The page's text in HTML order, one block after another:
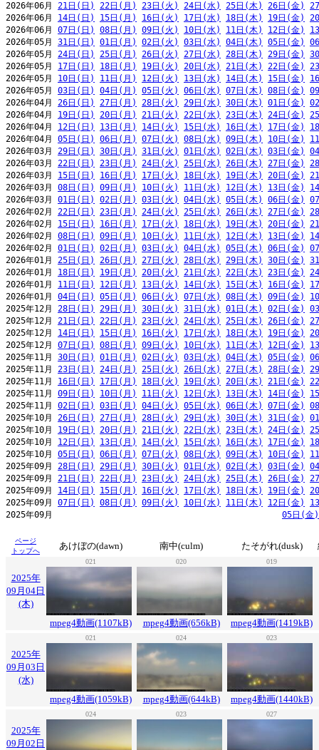
2026年06月 21日(日) 22日(月) 23日(火) 24日(水) 25日(木) 26日(金)
2026年06月 14日(日) 15日(月) 16日(火) 17日(水) 18日(木) 19日(金)
2026年06月 07日(日) 08日(月) 09日(火) 10日(水) 11日(木) 12日(金)
2026年05月 31日(日) 01日(月) 02日(火) 03日(水) 04日(木) 05日(金)
2026年05月 24日(日) 25日(月) 26日(火) 27日(水) 28日(木) 29日(金)
2026年05月 17日(日) 18日(月) 19日(火) 20日(水) 21日(木) 22日(金)
2026年05月 10日(日) 11日(月) 12日(火) 13日(水) 14日(木) 15日(金)
2026年05月 03日(日) 04日(月) 05日(火) 06日(水) 07日(木) 08日(金)
2026年04月 26日(日) 27日(月) 28日(火) 29日(水) 30日(木) 01日(金)
2026年04月 19日(日) 20日(月) 21日(火) 22日(水) 23日(木) 24日(金)
2026年04月 12日(日) 13日(月) 14日(火) 15日(水) 16日(木) 17日(金)
2026年04月 05日(日) 06日(月) 07日(火) 08日(水) 09日(木) 10日(金)
2026年03月 29日(日) 30日(月) 31日(火) 01日(水) 02日(木) 03日(金)
2026年03月 22日(日) 23日(月) 24日(火) 25日(水) 26日(木) 27日(金)
2026年03月 15日(日) 16日(月) 17日(火) 18日(水) 19日(木) 20日(金)
2026年03月 08日(日) 09日(月) 10日(火) 11日(水) 12日(木) 13日(金)
2026年03月 01日(日) 02日(月) 03日(火) 04日(水) 05日(木) 06日(金)
2026年02月 22日(日) 23日(月) 24日(火) 25日(水) 26日(木) 27日(金)
2026年02月 15日(日) 16日(月) 17日(火) 18日(水) 19日(木) 20日(金)
2026年02月 08日(日) 09日(月) 10日(火) 11日(水) 12日(木) 13日(金)
2026年02月 01日(日) 02日(月) 03日(火) 04日(水) 05日(木) 06日(金)
2026年01月 25日(日) 26日(月) 27日(火) 28日(水) 29日(木) 30日(金)
2026年01月 18日(日) 19日(月) 20日(火) 21日(水) 22日(木) 23日(金)
2026年01月 11日(日) 12日(月) 13日(火) 14日(水) 15日(木) 16日(金)
2026年01月 04日(日) 05日(月) 06日(火) 07日(水) 08日(木) 09日(金)
2025年12月 28日(日) 29日(月) 30日(火) 31日(水) 01日(木) 02日(金)
2025年12月 21日(日) 22日(月) 23日(火) 24日(水) 25日(木) 26日(金)
2025年12月 14日(日) 15日(月) 16日(火) 17日(水) 18日(木) 19日(金)
2025年12月 07日(日) 08日(月) 09日(火) 10日(水) 11日(木) 12日(金)
2025年11月 30日(日) 01日(月) 02日(火) 03日(水) 04日(木) 05日(金)
2025年11月 23日(日) 24日(月) 25日(火) 26日(水) 27日(木) 28日(金)
2025年11月 16日(日) 17日(月) 18日(火) 19日(水) 20日(木) 21日(金)
2025年11月 09日(日) 10日(月) 11日(火) 12日(水) 13日(木) 14日(金)
2025年11月 02日(日) 03日(月) 04日(火) 05日(水) 06日(木) 07日(金)
2025年10月 26日(日) 27日(月) 28日(火) 29日(水) 30日(木) 31日(金)
2025年10月 19日(日) 20日(月) 21日(火) 22日(水) 23日(木) 24日(金)
2025年10月 12日(日) 13日(月) 14日(火) 15日(水) 16日(木) 17日(金)
2025年10月 05日(日) 06日(月) 07日(火) 08日(水) 09日(木) 10日(金)
2025年09月 28日(日) 29日(月) 30日(火) 01日(水) 02日(木) 03日(金)
2025年09月 21日(日) 22日(月) 23日(火) 24日(水) 25日(木) 26日(金)
2025年09月 14日(日) 15日(月) 16日(火) 17日(水) 18日(木) 19日(金)
2025年09月 07日(日) 08日(月) 09日(火) 10日(水) 11日(木) 12日(金)
2025年09月 05日(金)
ページ
トップへ
あけぼの(dawn) 南中(culm) たそがれ(dusk)
021 020 019
2025年
09月04日
(木)
mpeg4動画(1107kB)
mpeg4動画(656kB) mpeg4動画(1419kB)
021 024 023
2025年
09月03日
(水)
mpeg4動画(1059kB)
mpeg4動画(644kB) mpeg4動画(1440kB)
024 023 027
2025年
09月02日